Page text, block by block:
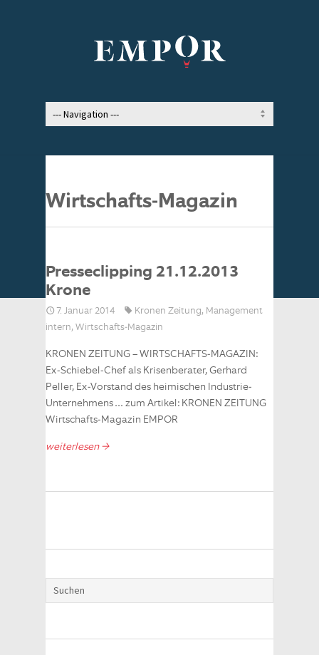
Wirtschafts-Magazin
Presseclipping 21.12.2013
Krone
7. Januar 2014 Kronen Zeitung, Management
intern, Wirtschafts-Magazin
KRONEN ZEITUNG – WIRTSCHAFTS-MAGAZIN:
Ex-Schiebel-Chef als Krisenberater, Gerhard
Peller, Ex-Vorstand des heimischen Industrie-
Unternehmens … zum Artikel: KRONEN ZEITUNG
Wirtschafts-Magazin EMPOR
weiterlesen →